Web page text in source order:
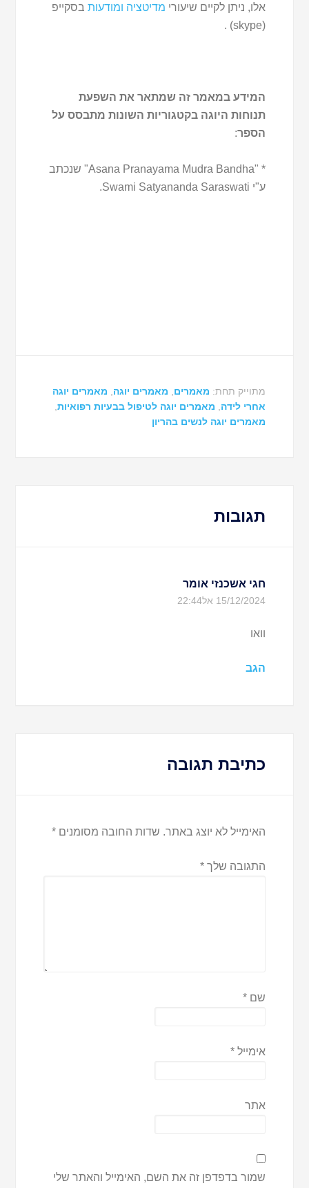
אלו, ניתן לקיים שיעורי מדיטציה ומודעות בסקייפ
(skype) .
המידע במאמר זה שמתאר את השפעת
תנוחות היוגה בקטגוריות השונות מתבסס על
הספר:
* "Asana Pranayama Mudra Bandha" שנכתב
ע"י Swami Satyananda Saraswati.
מתוייק תחת: מאמרים מאמרים יוגה
מאמרים יוגה
אחרי לידה
מאמרים יוגה לטיפול בבעיות רפואיות
מאמרים יוגה לנשים בהריון
תגובות
חגי אשכנזי אומר
15/12/2024 אל22:44
וואו
הגב
כתיבת תגובה
האימייל לא יוצג באתר. שדות החובה מסומנים*
התגובה שלך*
שם*
אימייל*
אתר
שמור בדפדפן זה את השם, האימייל והאתר שלי